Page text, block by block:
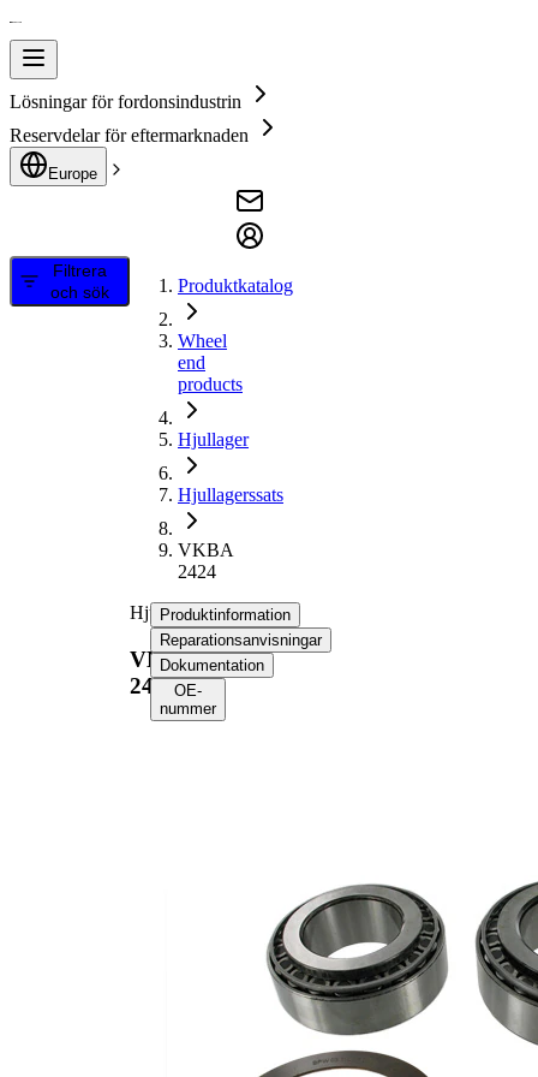
Lösningar för fordonsindustrin
Reservdelar för eftermarknaden
Europe
Filtrera
och sök
Produktkatalog
Wheel
end
products
Hjullager
Hjullagerssats
VKBA
2424
Hjullagerssats
VKBA
2424
Produktinformation
Reparationsanvisningar
Dokumentation
OE-
nummer
150
mm
120
mm
65